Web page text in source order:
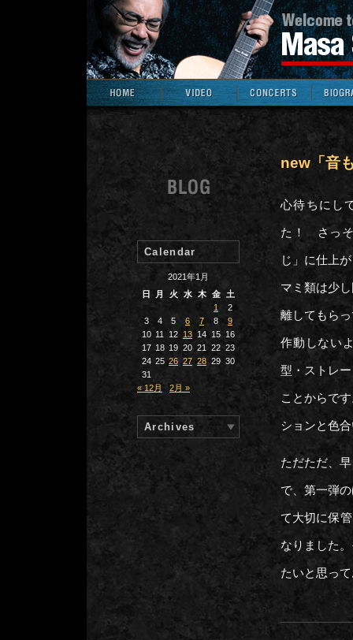
new「音
心待ちにし
た！ さっそ
じ」に仕上
マミ類は少
離してもら
作動しない
型・ストレ
ことからで
ションと色
ただただ、
で、第一弾
て大切に保
なりました
たいと思っ
Calendar
2021年1月
日
月 火 水 木 金
土
1
2
3
4 5 6 7 8
9
10 11 12 13 14 15 16
17 18 19 20 21 22 23
24 25 26 27 28 29 30
31
« 12月
2月 »
Archives